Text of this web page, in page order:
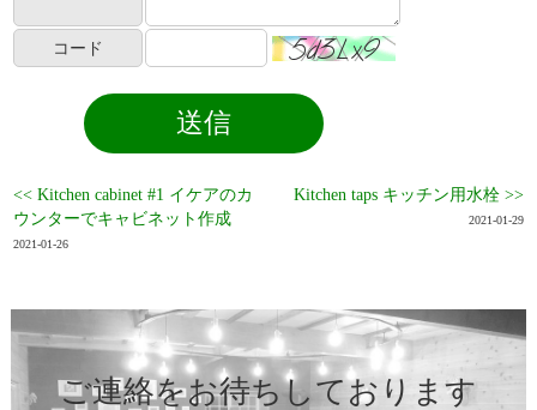
コード
<< Kitchen cabinet #1 イケアのカ
ウンターでキャビネット作成
2021-01-26
Kitchen taps キッチン用水栓 >>
2021-01-29
ご連絡をお待ちしております